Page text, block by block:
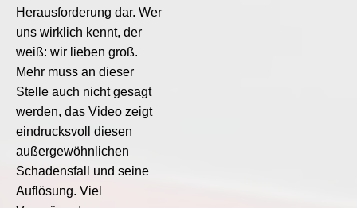
Herausforderung dar. Wer
uns wirklich kennt, der
weiß: wir lieben groß.
Mehr muss an dieser
Stelle auch nicht gesagt
werden, das Video zeigt
eindrucksvoll diesen
außergewöhnlichen
Schadensfall und seine
Auflösung. Viel